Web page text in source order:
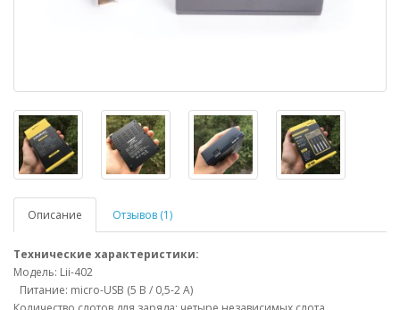
Описание Отзывов (1)
Технические характеристики:
Модель: Lii-402
Питание: micro-USB (5 В / 0,5-2 А)